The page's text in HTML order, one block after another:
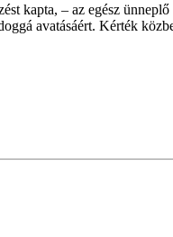
kapta, – az egész
avatásáért. Kérték